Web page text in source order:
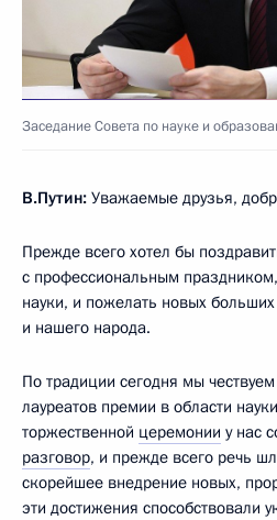
Заседание Совета по науке и
В.Путин: Уважаемые друзья,
Прежде всего хотел бы
с профессиональным
науки, и пожелать новых
и нашего народа.
По традиции сегодня мы
лауреатов премии в области
торжественной церемонии у нас
разговор, и прежде всего речь
скорейшее внедрение новых,
эти достижения способствовали